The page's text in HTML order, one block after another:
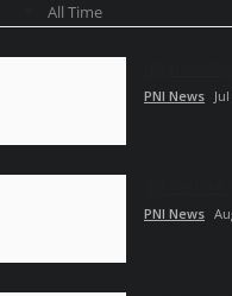
All Time
PNI News
PNI News